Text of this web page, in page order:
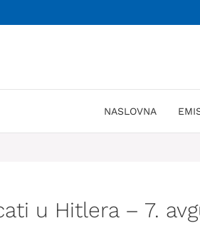
NASLOVNA
u Hitlera – 7.